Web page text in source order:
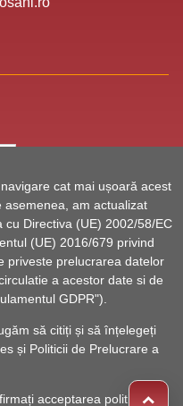
cat mai ușoară acest
asemenea, am actualizat
Directiva (UE) 2002/58/EC
(UE) 2016/679 privind
priveste prelucrarea datelor
a acestor date si de
GDPR").
să citiți și să înțelegeți
și Politicii de Prelucrare a
acceptarea politicii de